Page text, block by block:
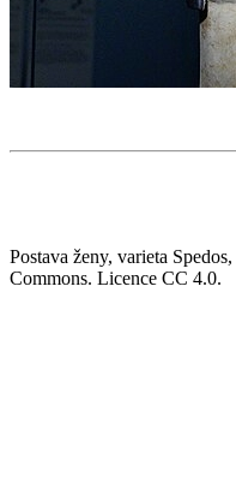
Postava ženy, varieta
Commons. Licence CC 4.0.